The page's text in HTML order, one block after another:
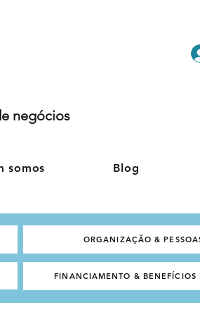
negócios
somos Blog
ORGANIZAÇÃO &
FINANCIAMENTO & BENEFÍCIOS